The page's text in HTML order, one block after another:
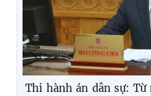
Thi hành án dân sự: Từ